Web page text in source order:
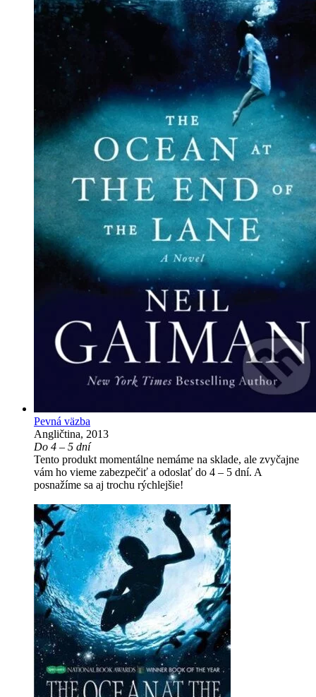
Pevná väzba
Angličtina, 2013
Do 4 – 5 dní
Tento produkt momentálne nemáme na sklade, ale zvyčajne
vám ho vieme zabezpečiť a odoslať do 4 – 5 dní. A
posnažíme sa aj trochu rýchlejšie!